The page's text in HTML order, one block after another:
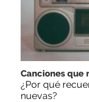
Canciones que
¿Por qué
nuevas?